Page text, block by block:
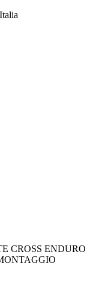
CROSS ENDURO